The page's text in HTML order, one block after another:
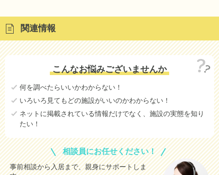
関連情報
こんなお悩みございませんか
何を調べたらいいかわからない！
いろいろ見てもどの施設がいいのかわからない！
ネットに掲載されている情報だけでなく、施設の実態を知り
たい！
相談員にお任せください！
事前相談から入居まで、親身にサポートしま